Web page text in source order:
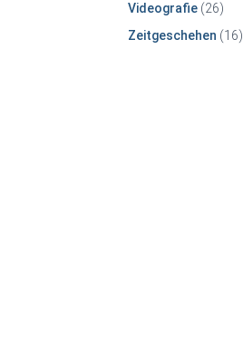
Videografie(26)
Zeitgeschehen (16)